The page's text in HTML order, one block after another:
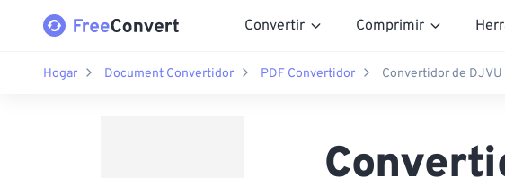
Convertir Comprimir
Hogar Document Convertidor PDF Convertidor Convertidor de DJVU